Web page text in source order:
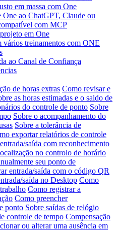
em massa com One
ao ChatGPT, Claude ou
com MCP
em One
vários treinamentos com ONE
ao Canal de Confiança
de horas extras Como revisar e
as horas estimadas e o saldo de
do controle de ponto Sobre
Sobre o acompanhamento do
Sobre a tolerância de
exportar relatórios de controle
saída com reconhecimento
no controlo de horário
seu ponto de
entrada/saída com o código QR
saída no Desktop Como
Como registrar a
Como preencher
ponto Sobre saídas de relógio
controle de tempo Compensação
ou alterar uma ausência em